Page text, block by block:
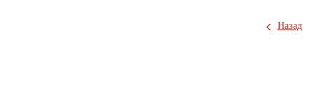
Назад